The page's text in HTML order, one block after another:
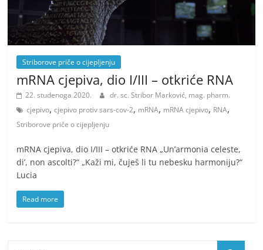
Striborove priče o cijepljenju
mRNA cjepiva, dio I/III – otkriće RNA
22. studenoga 2020.
dr. sc. Stribor Marković, mag. pharm.
cjepivo,cjepivo protiv sars-cov-2, mRNA, mRNA cjepivo, RNA,
Striborove priče o cijepljenju
mRNA cjepiva, dio I/III – otkriće RNA „Un’armonia celeste,
di’, non ascolti?“ „Kaži mi, čuješ li tu nebesku harmoniju?“
Lucia
Read more